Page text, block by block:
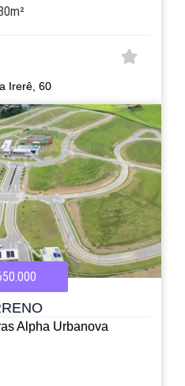
Irerê, 60
Alpha Urbanova